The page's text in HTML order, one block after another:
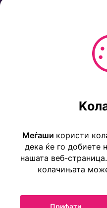
Тел:
Меѓаши користи
дека ќе го добиете
нашата веб-
колачињата
Прифати